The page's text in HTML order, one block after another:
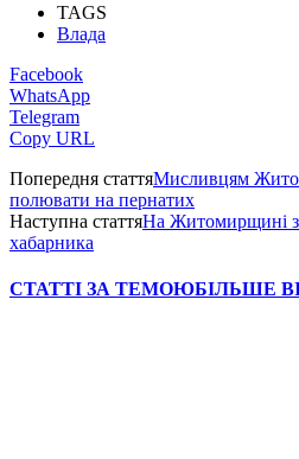
TAGS
Влада
Facebook
WhatsApp
Telegram
Copy URL
Попередня статтяМисливцям
полювати на пернатих
Наступна статтяНа Житомирщині
хабарника
СТАТТІ ЗА ТЕМОЮБІЛЬШЕ